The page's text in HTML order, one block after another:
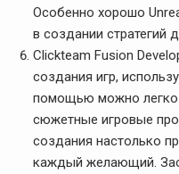
Особенно хорошо
в создании стратегий
Clickteam Fusion
создания игр,
помощью можно легко
сюжетные игровые
создания настолько
каждый желающий.